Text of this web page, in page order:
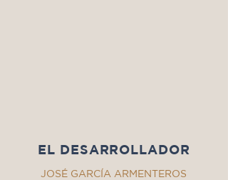
EL DESARROLLADOR
JOSÉ GARCÍA ARMENTEROS